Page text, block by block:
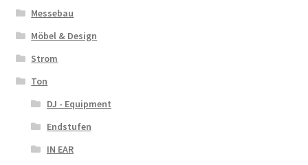
Messebau
Möbel & Design
Strom
Ton
DJ - Equipment
Endstufen
IN EAR